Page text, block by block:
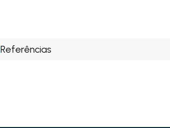
Referências